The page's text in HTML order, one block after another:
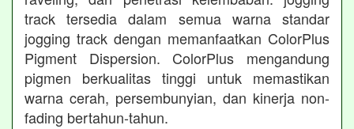
track tersedia dalam semua warna standar
jogging track dengan memanfaatkan ColorPlus
Pigment Dispersion. ColorPlus mengandung
pigmen berkualitas tinggi untuk memastikan
warna cerah, persembunyian, dan kinerja non-
fading bertahun-tahun.